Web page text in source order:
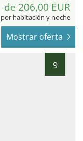
de 206,00 EUR
por habitación y noche
Mostrar oferta
9